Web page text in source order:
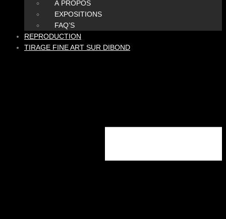
À PROPOS
EXPOSITIONS
FAQ’S
REPRODUCTION
TIRAGE FINE ART SUR DIBOND